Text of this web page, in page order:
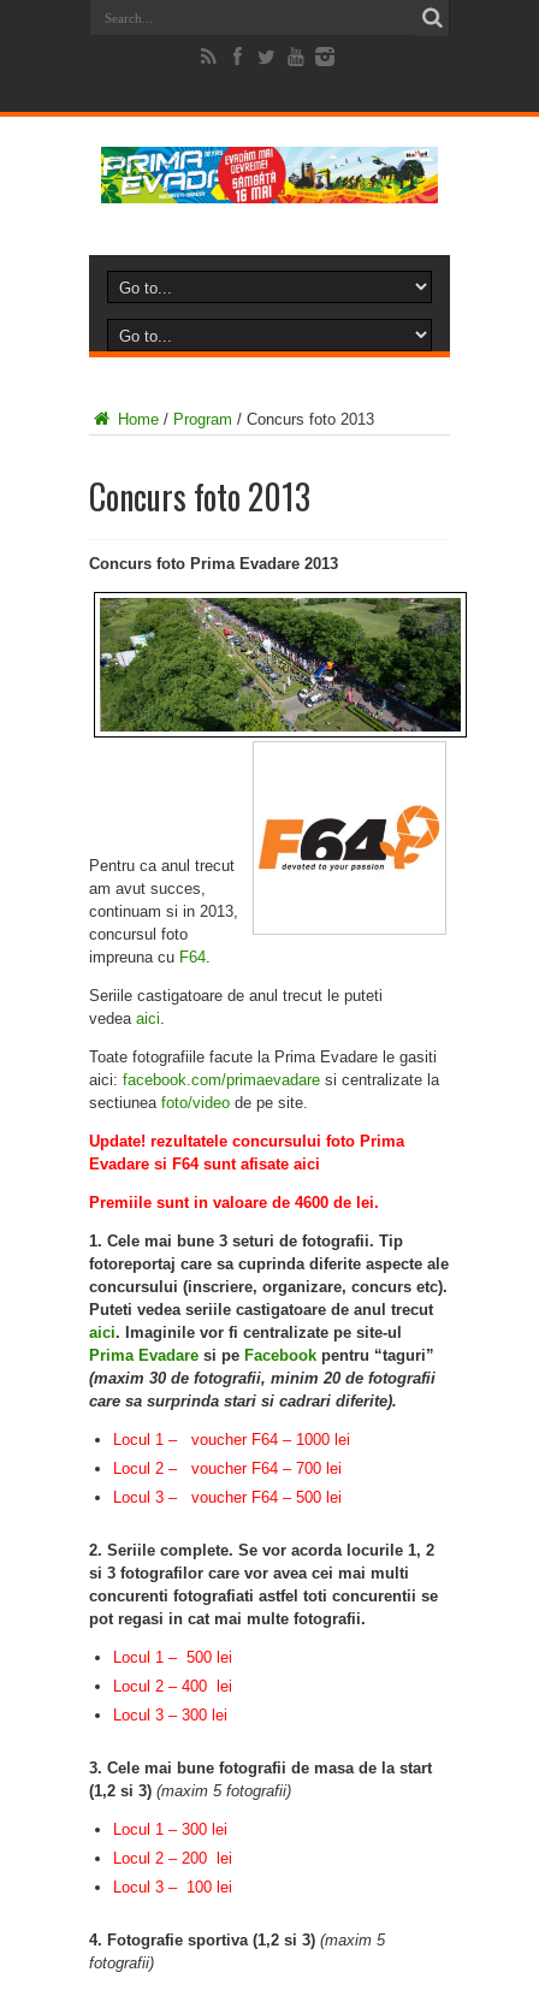
Home / Program / Concurs foto 2013
Concurs foto 2013
Concurs foto Prima Evadare 2013
Pentru ca anul trecut
am avut succes,
continuam si in 2013,
concursul foto
impreuna cu F64
Seriile castigatoare de anul trecut le puteti
vedea aici
Toate fotografiile facute la Prima Evadare le gasiti
aici: facebook.com/primaevadare si centralizate la
sectiunea foto/video de pe site.
Update! rezultatele concursului foto Prima
Evadare si F64 sunt afisate aici
Premiile sunt in valoare de 4600 de lei.
1. Cele mai bune 3 seturi de fotografii. Tip
fotoreportaj care sa cuprinda diferite aspecte ale
concursului (inscriere, organizare, concurs etc).
Puteti vedea seriile castigatoare de anul trecut
aici. Imaginile vor fi centralizate pe site-ul
Prima Evadare si pe Facebook pentru “taguri”
(maxim 30 de fotografii, minim 20 de fotografii
care sa surprinda stari si cadrari diferite).
Locul 1 – voucher F64 – 1000 lei
Locul 2 – voucher F64 – 700 lei
Locul 3 – voucher F64 – 500 lei
2. Seriile complete. Se vor acorda locurile 1, 2
si 3 fotografilor care vor avea cei mai multi
concurenti fotografiati astfel toti concurentii se
pot regasi in cat mai multe fotografii.
Locul 1 – 500 lei
Locul 2 – 400 lei
Locul 3 – 300 lei
3. Cele mai bune fotografii de masa de la start
(1,2 si 3) (maxim 5 fotografii)
Locul 1 – 300 lei
Locul 2 – 200 lei
Locul 3 – 100 lei
4. Fotografie sportiva (1,2 si 3) (maxim 5
fotografii)